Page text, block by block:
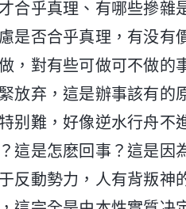
合乎真理、有哪些摻雜
是否合乎真理，有没有
，對有些可做可不做的
放弃，這是辦事該有的
别難，好像逆水行舟不
這是怎麽回事？這是因
反動勢力，人有背叛